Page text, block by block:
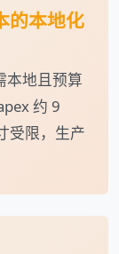
的本地化
本地且预算
约 9
受限，生产